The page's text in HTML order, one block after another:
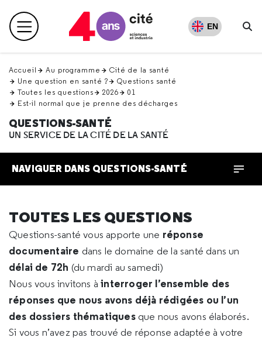
en
haut Menu principal EN
Accueil Au programme
Cité de la santé
Une question en santé ?
Questions santé
Toutes les questions
2026
01
Est-il normal que je prenne des décharges
QUESTIONS-SANTÉ
UN SERVICE DE LA CITÉ DE LA SANTÉ
NAVIGUER DANS QUESTIONS-SANTÉ
TOUTES LES QUESTIONS
Questions-santé vous apporte une réponse
documentaire dans le domaine de la santé dans un
délai de 72h (du mardi au samedi)
Nous vous invitons àinterroger l’ensemble des
réponses que nous avons déjà rédigées ou l’un
des dossiers thématiques que nous avons élaborés.
Si vous n’avez pas trouvé de réponse adaptée à votre